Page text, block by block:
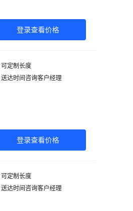
登录查看价格
可定制长度
送达时间咨询客户经理
登录查看价格
可定制长度
送达时间咨询客户经理